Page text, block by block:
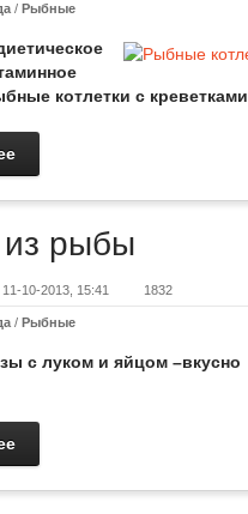
/ Рыбные
котлетки с креветками
рыбы
11-10-2013, 15:41 1832
/ Рыбные
с луком и яйцом –вкусно